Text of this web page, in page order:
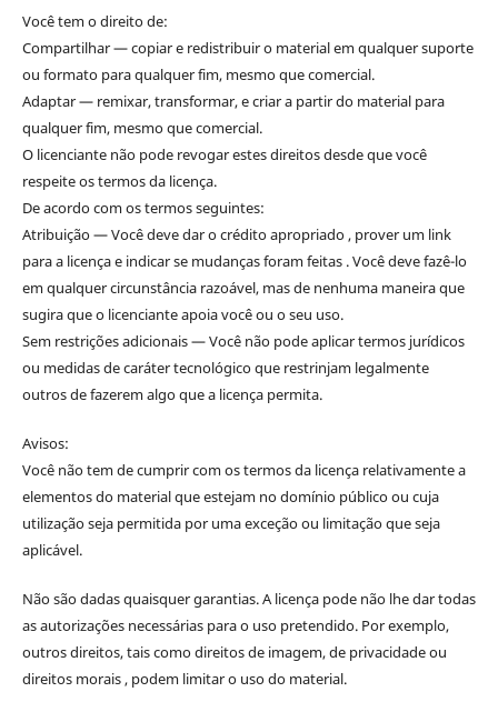
Você tem o direito de:
Compartilhar — copiar e redistribuir o material em qualquer suporte
ou formato para qualquer fim, mesmo que comercial.
Adaptar — remixar, transformar, e criar a partir do material para
qualquer fim, mesmo que comercial.
O licenciante não pode revogar estes direitos desde que você
respeite os termos da licença.
De acordo com os termos seguintes:
Atribuição — Você deve dar o crédito apropriado , prover um link
para a licença e indicar se mudanças foram feitas . Você deve fazê-lo
em qualquer circunstância razoável, mas de nenhuma maneira que
sugira que o licenciante apoia você ou o seu uso.
Sem restrições adicionais — Você não pode aplicar termos jurídicos
ou medidas de caráter tecnológico que restrinjam legalmente
outros de fazerem algo que a licença permita.
Avisos:
Você não tem de cumprir com os termos da licença relativamente a
elementos do material que estejam no domínio público ou cuja
utilização seja permitida por uma exceção ou limitação que seja
aplicável.
Não são dadas quaisquer garantias. A licença pode não lhe dar todas
as autorizações necessárias para o uso pretendido. Por exemplo,
outros direitos, tais como direitos de imagem, de privacidade ou
direitos morais , podem limitar o uso do material.